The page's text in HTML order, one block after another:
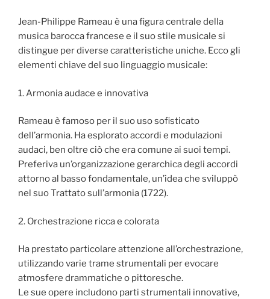
Jean-Philippe Rameau è una figura centrale della
musica barocca francese e il suo stile musicale si
distingue per diverse caratteristiche uniche. Ecco gli
elementi chiave del suo linguaggio musicale:
1. Armonia audace e innovativa
Rameau è famoso per il suo uso sofisticato
dell’armonia. Ha esplorato accordi e modulazioni
audaci, ben oltre ciò che era comune ai suoi tempi.
Preferiva un’organizzazione gerarchica degli accordi
attorno al basso fondamentale, un’idea che sviluppò
nel suo Trattato sull’armonia (1722).
2. Orchestrazione ricca e colorata
Ha prestato particolare attenzione all’orchestrazione,
utilizzando varie trame strumentali per evocare
atmosfere drammatiche o pittoresche.
Le sue opere includono parti strumentali innovative,